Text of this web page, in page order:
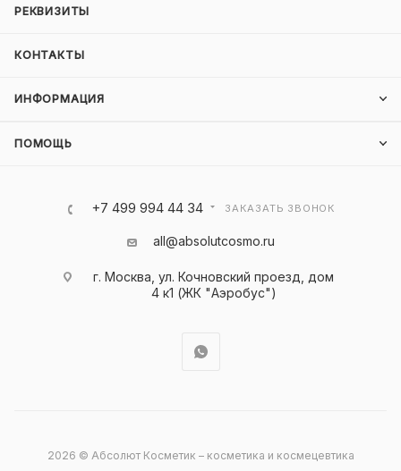
РЕКВИЗИТЫ
КОНТАКТЫ
ИНФОРМАЦИЯ
ПОМОЩЬ
+7 499 994 44 34 ЗАКАЗАТЬ ЗВОНОК
all@absolutcosmo.ru
г. Москва, ул. Кочновский проезд, дом
4 к1 (ЖК "Аэробус")
2026 © Абсолют Косметик – косметика и космецевтика